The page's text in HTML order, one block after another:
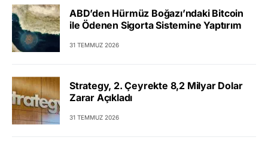
ABD’den Hürmüz Boğazı’ndaki Bitcoin
ile Ödenen Sigorta Sistemine Yaptırım
31 TEMMUZ 2026
Strategy, 2. Çeyrekte 8,2 Milyar Dolar
Zarar Açıkladı
31 TEMMUZ 2026